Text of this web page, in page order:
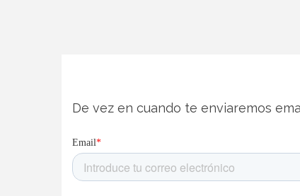
De vez en cuando te enviaremos